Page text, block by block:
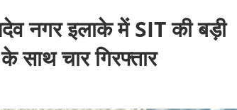
नगर इलाके में SIT की बड़ी
साथ चार गिरफ्तार